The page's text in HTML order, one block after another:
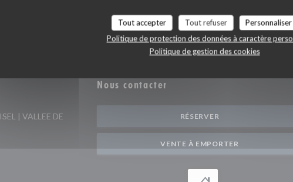
Tout accepter Tout refuser
Personnaliser
Politique de protection des données à caractère
Politique de gestion des cookies
| VALLEE DE
fenêtre))
Nous contacter
RÉSERVER
VENTE À EMPORTER